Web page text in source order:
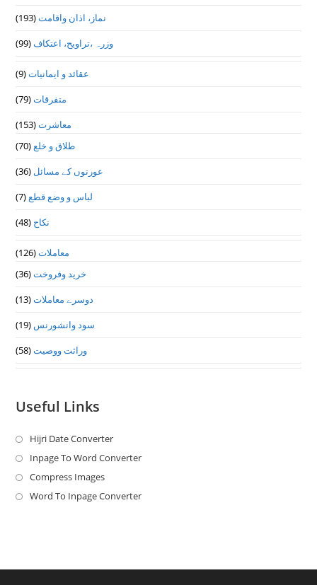
نماز، اذان واقامت(193)
وزرہ ،تراويح، اعتكاف(99)
عقائد و ایمانیات(9)
متفرقات(79)
معاشرت(153)
طلاق و خلع(70)
عورتوں کے مسائل (36)
لباس و وضع قطع(7)
نکاح (48)
معاملات(126)
خرید وفروخت(36)
دوسرے معاملات(13)
سود وانشورنس (19)
وراثت ووصيت(58)
Useful Links
Hijri Date ConverterOpens
in
new
Inpage To Word ConverterOpens
a
Compress ImagesOpens
in
Word To Inpage ConverterOpens
tab